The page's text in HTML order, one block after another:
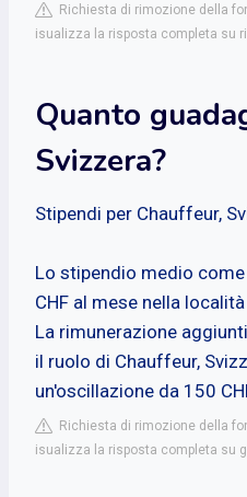
Richiesta di rimozione della
isualizza la risposta completa su
Quanto
Svizzera?
Stipendi per Chauffeur,
Lo stipendio medio
CHF al mese nella
La rimunerazione
il ruolo di Chauffeur,
un'oscillazione da 150
Richiesta di rimozione della
isualizza la risposta completa su